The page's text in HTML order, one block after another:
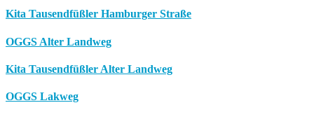
Kita Tausendfüßler Hamburger Straße
OGGS Alter Landweg
Kita Tausendfüßler Alter Landweg
OGGS Lakweg